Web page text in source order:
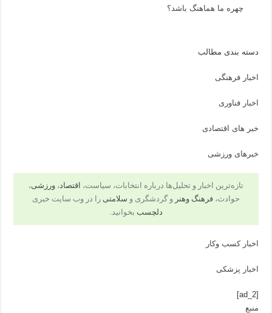
چهره ما هماهنگ باشد؟
دسته بندی مطالب
اخبار فرهنگی
اخبار فناوری
خبر های اقتصادی
خبرهای ورزشی
تازه‌ترین اخبار و تحلیل‌ها درباره انتخابات، سیاست، اقتصاد، ورزشی،
حوادث، فرهنگ وهنر و گردشگری و سلامتی را در وب سایت خبری
دلچسب بخوانید.
اخبار کسب وکار
اخبار پزشکی
[ad_2]
منبع